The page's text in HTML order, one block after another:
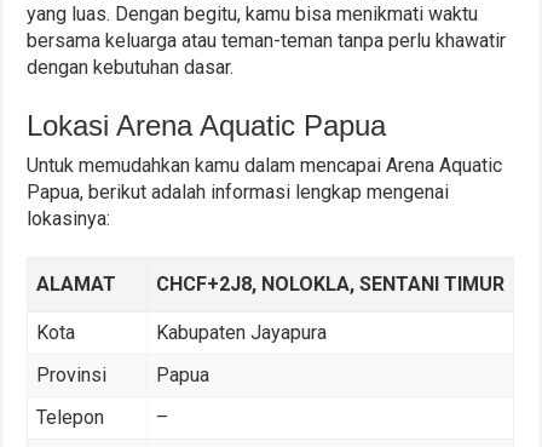
yang luas. Dengan begitu, kamu bisa menikmati waktu
bersama keluarga atau teman-teman tanpa perlu khawatir
dengan kebutuhan dasar.
Lokasi Arena Aquatic Papua
Untuk memudahkan kamu dalam mencapai Arena Aquatic
Papua, berikut adalah informasi lengkap mengenai
lokasinya:
ALAMAT CHCF+2J8, NOLOKLA, SENTANI TIMUR
Kota
Kabupaten Jayapura
Provinsi
Papua
Telepon
–